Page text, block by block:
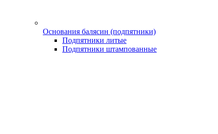
Основания балясин (подпятники)
Подпятники литые
Подпятники штампованные